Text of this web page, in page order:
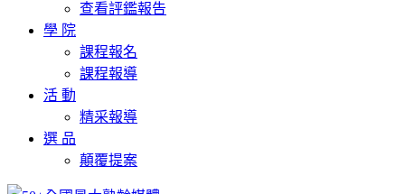
查看評鑑報告
學 院
課程報名
課程報導
活 動
精采報導
選 品
顛覆提案